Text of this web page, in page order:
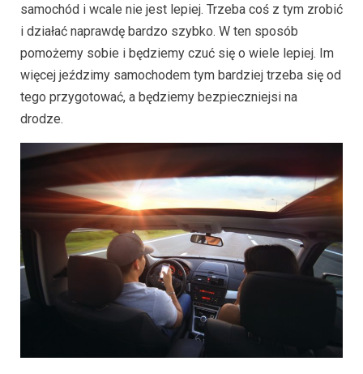
samochód i wcale nie jest lepiej. Trzeba coś z tym zrobić
i działać naprawdę bardzo szybko. W ten sposób
pomożemy sobie i będziemy czuć się o wiele lepiej. Im
więcej jeździmy samochodem tym bardziej trzeba się od
tego przygotować, a będziemy bezpieczniejsi na
drodze.